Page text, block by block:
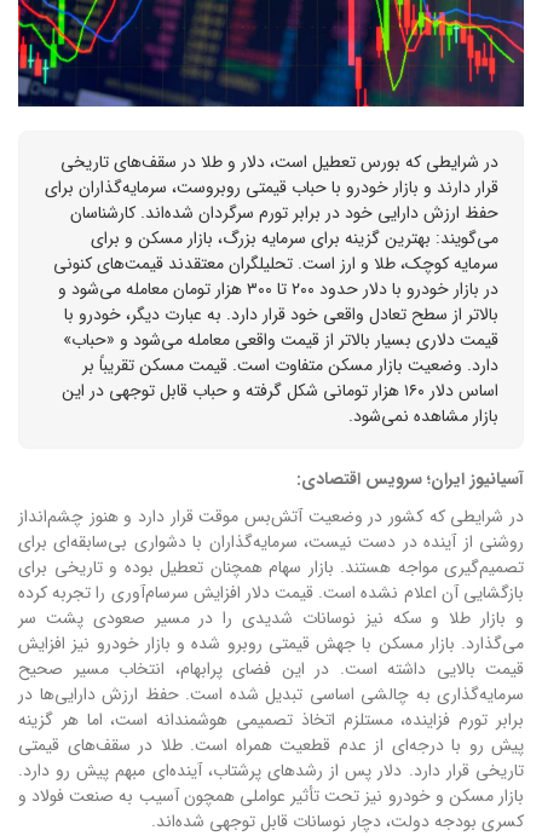
در شرایطی که بورس تعطیل است، دلار و طلا در سقف‌های تاریخی
قرار دارند و بازار خودرو با حباب قیمتی روبروست، سرمایه‌گذاران برای
حفظ ارزش دارایی خود در برابر تورم سرگردان شده‌اند. کارشناسان
می‌گویند: بهترین گزینه برای سرمایه بزرگ، بازار مسکن و برای
سرمایه کوچک، طلا و ارز است. تحلیلگران معتقدند قیمت‌های کنونی
در بازار خودرو با دلار حدود ۲۰۰ تا ۳۰۰ هزار تومان معامله می‌شود و
بالاتر از سطح تعادل واقعی خود قرار دارد. به عبارت دیگر، خودرو با
قیمت دلاری بسیار بالاتر از قیمت واقعی معامله می‌شود و «حباب»
دارد. وضعیت بازار مسکن متفاوت است. قیمت مسکن تقریباً بر
اساس دلار ۱۶۰ هزار تومانی شکل گرفته و حباب قابل توجهی در این
بازار مشاهده نمی‌شود.
آسیانیوز ایران؛ سرویس اقتصادی:
در شرایطی که کشور در وضعیت آتش‌بس موقت قرار دارد و هنوز چشم‌انداز
روشنی از آینده در دست نیست، سرمایه‌گذاران با دشواری بی‌سابقه‌ای برای
تصمیم‌گیری مواجه هستند. بازار سهام همچنان تعطیل بوده و تاریخی برای
بازگشایی آن اعلام نشده است. قیمت دلار افزایش سرسام‌آوری را تجربه کرده
و بازار طلا و سکه نیز نوسانات شدیدی را در مسیر صعودی پشت سر
می‌گذارد. بازار مسکن با جهش قیمتی روبرو شده و بازار خودرو نیز افزایش
قیمت بالایی داشته است. در این فضای پرابهام، انتخاب مسیر صحیح
سرمایه‌گذاری به چالشی اساسی تبدیل شده است. حفظ ارزش دارایی‌ها در
برابر تورم فزاینده، مستلزم اتخاذ تصمیمی هوشمندانه است، اما هر گزینه
پیش رو با درجه‌ای از عدم قطعیت همراه است.طلا در سقف‌های قیمتی
تاریخی قرار دارد. دلار پس از رشدهای پرشتاب، آینده‌ای مبهم پیش رو دارد.
بازار مسکن و خودرو نیز تحت تأثیر عواملی همچون آسیب به صنعت فولاد و
کسری بودجه دولت، دچار نوسانات قابل توجهی شده‌اند.